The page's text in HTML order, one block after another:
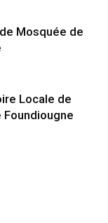
Mosquée de
Locale de